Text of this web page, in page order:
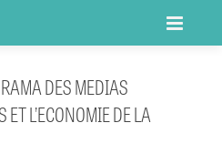
DES MEDIAS
L’ECONOMIE DE LA